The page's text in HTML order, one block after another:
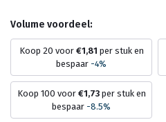
Volume voordeel:
Koop 20 voor €1,81 per stuk en
bespaar -4%
Koop 100 voor €1,73per stuk en
bespaar -8.5%